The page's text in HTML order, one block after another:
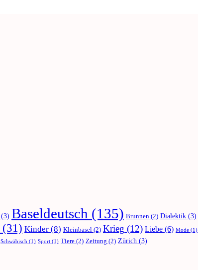
(3) Baseldeutsch (135) Brunnen (2) Dialektik (3)
(31) Kinder (8) Kleinbasel (2) Krieg (12) Liebe (6) Mode (1)
Schwäbisch (1) Sport (1) Tiere (2) Zeitung (2) Zürich (3)